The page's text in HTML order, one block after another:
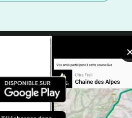
Auvergne Rhône Alpes/Ain